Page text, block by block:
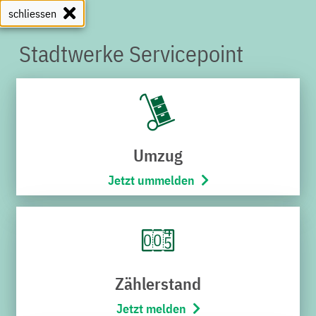
schliessen
Stadtwerke Servicepoint
Umzug
Jetzt ummelden
Zählerstand
Jetzt melden